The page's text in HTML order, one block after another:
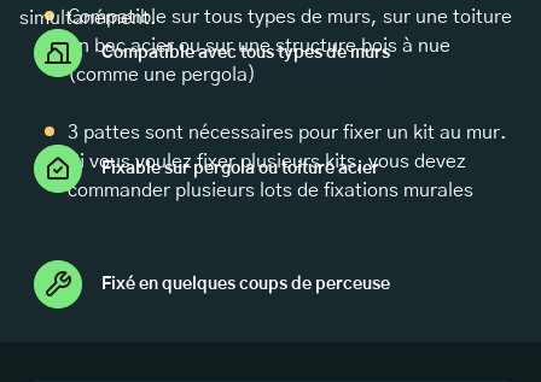
Compatible sur tous types de murs, sur une toiture
en bac acier ou sur une structure bois à nue
(comme une pergola)
3 pattes sont nécessaires pour fixer un kit au mur.
Si vous voulez fixer plusieurs kits, vous devez
commander plusieurs lots de fixations murales
simultanément.
Compatible avec tous types de murs
Fixable sur pergola ou toiture acier
Fixé en quelques coups de perceuse